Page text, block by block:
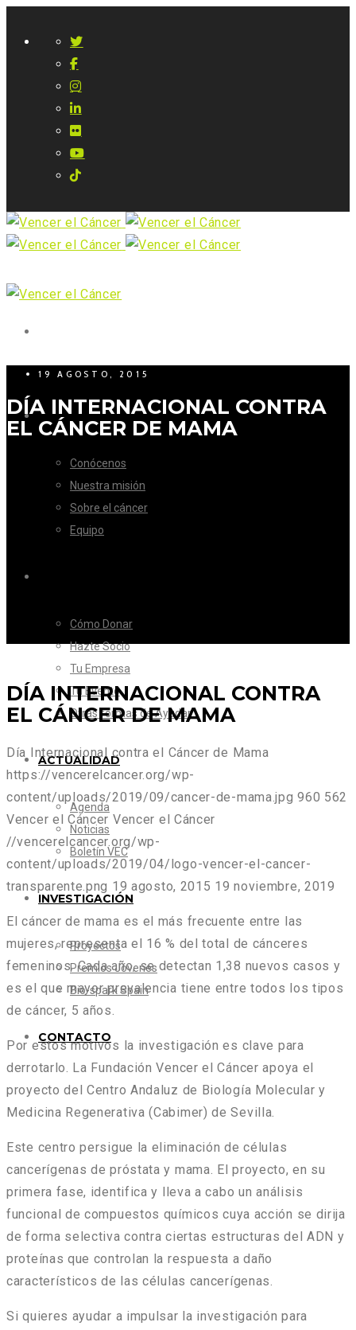
LA FUNDACIÓN
Conócenos
Nuestra misión
Sobre el cáncer
Equipo
Cómo Donar
Hazte Socio
Tu Empresa
Tu Evento
Otras formas de Ayudar
ACTUALIDAD
Agenda
Noticias
Boletín VEC
INVESTIGACIÓN
Proyectos
Premios Jóvenes
Bio-spark Spain
CONTACTO
19 AGOSTO, 2015
DÍA INTERNACIONAL CONTRA
EL CÁNCER DE MAMA
DÍA INTERNACIONAL CONTRA
EL CÁNCER DE MAMA
Día Internacional contra el Cáncer de Mama
https://vencerelcancer.org/wp-
content/uploads/2019/09/cancer-de-mama.jpg 960 562
Vencer el Cáncer Vencer el Cáncer
//vencerelcancer.org/wp-
content/uploads/2019/04/logo-vencer-el-cancer-
transparente.png 19 agosto, 2015 19 noviembre, 2019
El cáncer de mama es el más frecuente entre las
mujeres, representa el 16 % del total de cánceres
femeninos. Cada año, se detectan 1,38 nuevos casos y
es el que mayor prevalencia tiene entre todos los tipos
de cáncer, 5 años.
Por estos motivos la investigación es clave para
derrotarlo. La Fundación Vencer el Cáncer apoya el
proyecto del Centro Andaluz de Biología Molecular y
Medicina Regenerativa (Cabimer) de Sevilla.
Este centro persigue la eliminación de células
cancerígenas de próstata y mama. El proyecto, en su
primera fase, identifica y lleva a cabo un análisis
funcional de compuestos químicos cuya acción se dirija
de forma selectiva contra ciertas estructuras del ADN y
proteínas que controlan la respuesta a daño
característicos de las células cancerígenas.
Si quieres ayudar a impulsar la investigación para